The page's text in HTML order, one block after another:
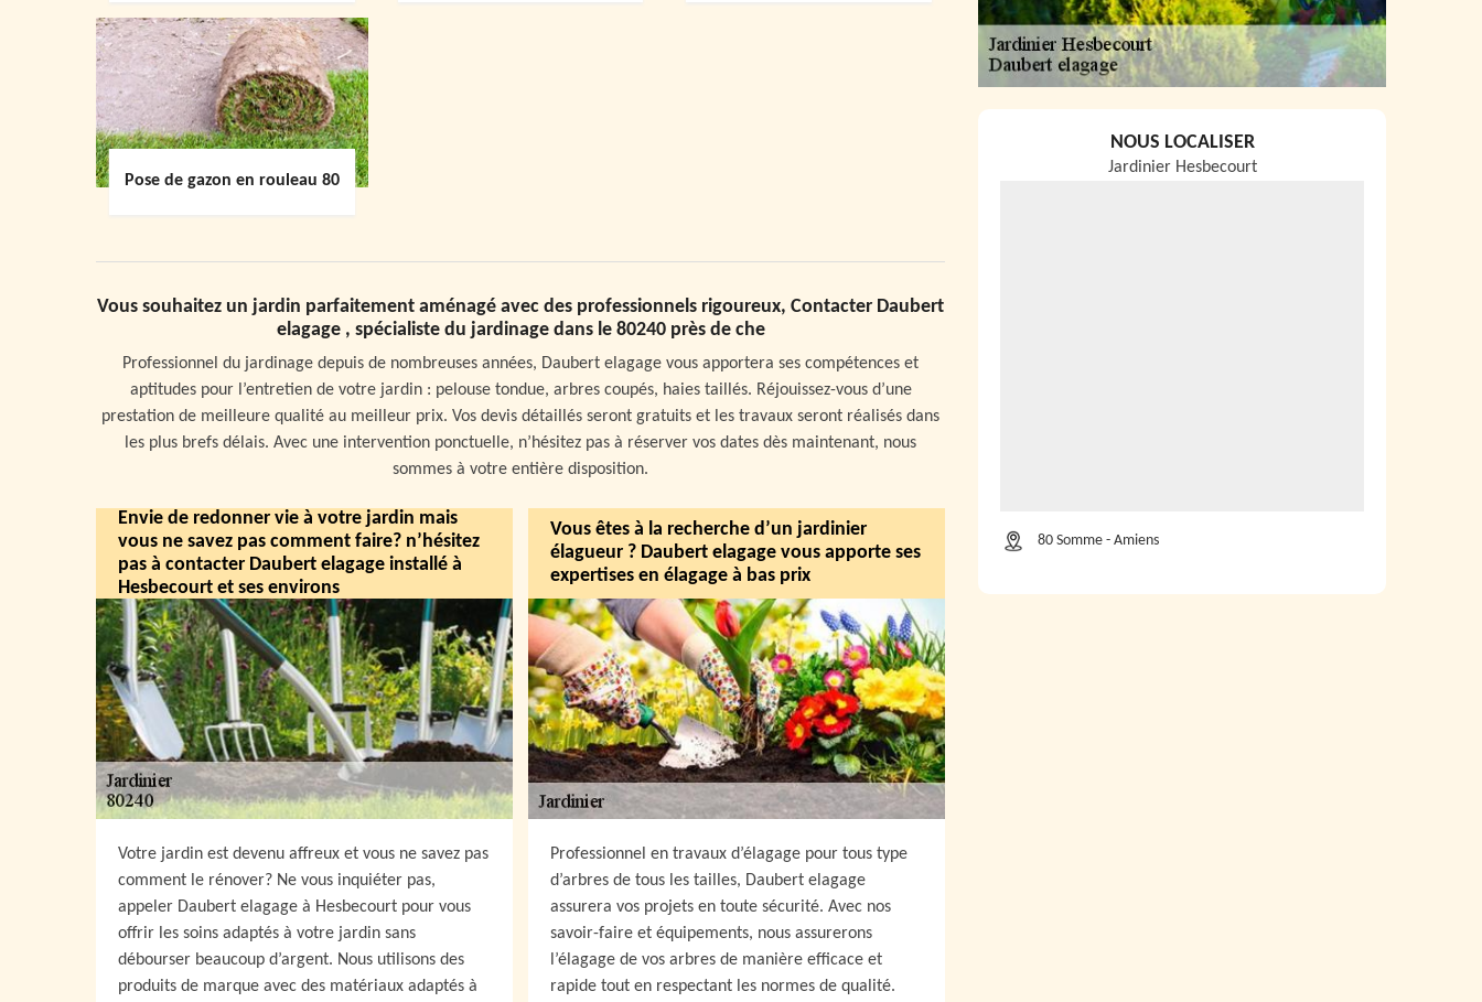
Pose de gazon en rouleau 80
Vous souhaitez un jardin parfaitement aménagé avec des professionnels rigoureux, Contacter Daubert
elagage , spécialiste du jardinage dans le 80240 près de che
Professionnel du jardinage depuis de nombreuses années, Daubert elagage vous apportera ses compétences et
aptitudes pour l’entretien de votre jardin : pelouse tondue, arbres coupés, haies taillés. Réjouissez-vous d’une
prestation de meilleure qualité au meilleur prix. Vos devis détaillés seront gratuits et les travaux seront réalisés dans
les plus brefs délais. Avec une intervention ponctuelle, n’hésitez pas à réserver vos dates dès maintenant, nous
sommes à votre entière disposition.
Envie de redonner vie à votre jardin mais
vous ne savez pas comment faire? n’hésitez
pas à contacter Daubert elagage installé à
Hesbecourt et ses environs
Votre jardin est devenu affreux et vous ne savez pas
comment le rénover? Ne vous inquiéter pas,
appeler Daubert elagage à Hesbecourt pour vous
offrir les soins adaptés à votre jardin sans
débourser beaucoup d’argent. Nous utilisons des
produits de marque avec des matériaux adaptés à
Vous êtes à la recherche d’un jardinier
élagueur ? Daubert elagage vous apporte ses
expertises en élagage à bas prix
Professionnel en travaux d’élagage pour tous type
d’arbres de tous les tailles, Daubert elagage
assurera vos projets en toute sécurité. Avec nos
savoir-faire et équipements, nous assurerons
l’élagage de vos arbres de manière efficace et
rapide tout en respectant les normes de qualité.
NOUS LOCALISER
Jardinier Hesbecourt
80 Somme - Amiens